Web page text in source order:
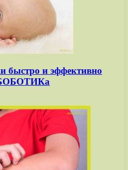
быстро и эффективно
БОБОТИКа